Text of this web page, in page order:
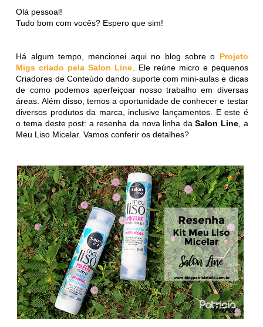
Olá pessoal!
Tudo bom com vocês? Espero que sim!
Há algum tempo, mencionei aqui no blog sobre o Projeto
Migs criado pela Salon Line. Ele reúne micro e pequenos
Criadores de Conteúdo dando suporte com mini-aulas e dicas
de como podemos aperfeiçoar nosso trabalho em diversas
áreas. Além disso, temos a oportunidade de conhecer e testar
diversos produtos da marca, inclusive lançamentos. E este é
o tema deste post: a resenha da nova linha daSalon Line, a
Meu Liso Micelar. Vamos conferir os detalhes?